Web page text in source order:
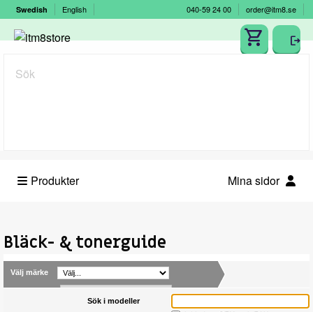
040-59 24 00 order@itm8.se
Swedish English
Sök
Produkter Mina sidor
Bläck- & tonerguide